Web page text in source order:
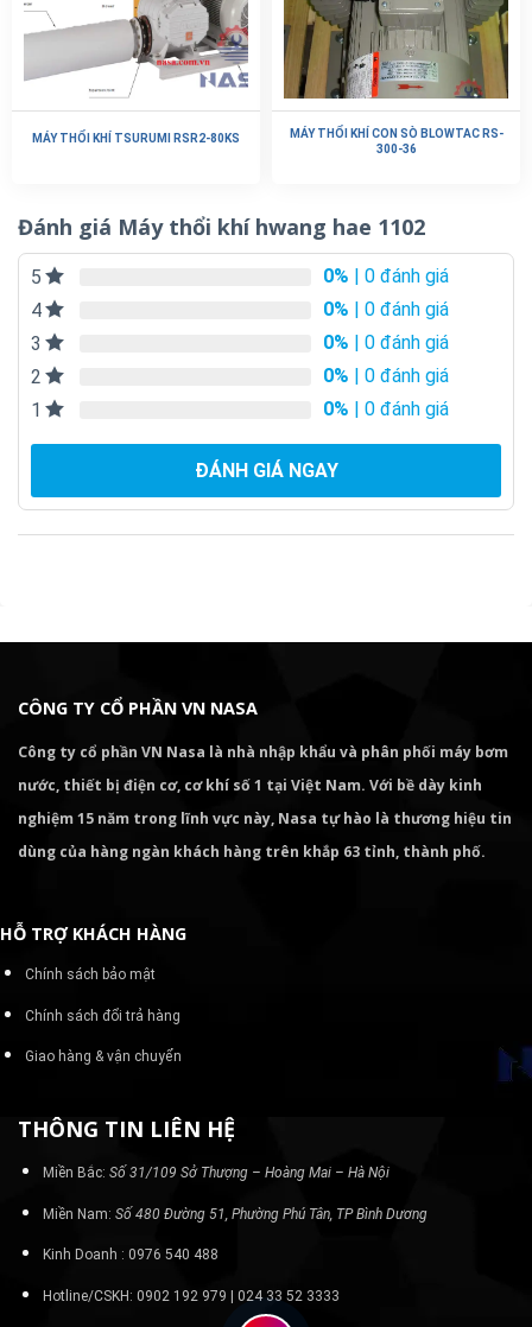
MÁY THỔI KHÍ TSURUMI RSR2-80KS
MÁY THỔI KHÍ CON SÒ BLOWTAC RS-
300-36
Đánh giá Máy thổi khí hwang hae 1102
5 0% | 0 đánh giá
4
0% | 0 đánh giá
3
0% | 0 đánh giá
2
0% | 0 đánh giá
1
0% | 0 đánh giá
ĐÁNH GIÁ NGAY
CÔNG TY CỔ PHẦN VN NASA
Công ty cổ phần VN Nasa là nhà nhập khẩu và phân phối máy bơm
nước, thiết bị điện cơ, cơ khí số 1 tại Việt Nam. Với bề dày kinh
nghiệm 15 năm trong lĩnh vực này, Nasa tự hào là thương hiệu tin
dùng của hàng ngàn khách hàng trên khắp 63 tỉnh, thành phố.
HỖ TRỢ KHÁCH HÀNG
Chính sách bảo mật
Chính sách đổi trả hàng
Giao hàng & vận chuyển
THÔNG TIN LIÊN HỆ
Miền Bắc: Số 31/109 Sở Thượng – Hoàng Mai – Hà Nội
Miền Nam: Số 480 Đường 51, Phường Phú Tân, TP Bình Dương
Kinh Doanh : 0976 540 488
Hotline/CSKH: 0902 192 979 | 024 33 52 3333